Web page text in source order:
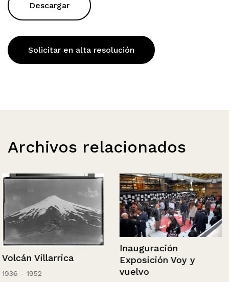
Descargar
Solicitar en alta resolución
Archivos relacionados
Volcán Villarrica
1936 - 1952
Inauguración
Exposición Voy y
vuelvo